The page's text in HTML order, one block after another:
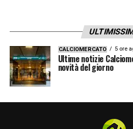
CALCIOMERCATO 5 ore
Ultime notizie
novità del giorno